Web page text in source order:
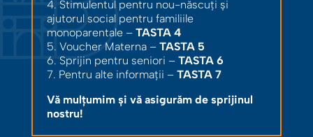
4. Stimulentul pentru nou-născuți și
ajutorul social pentru familiile
monoparentale – TASTA 4
5. Voucher Materna – TASTA 5
6. Sprijin pentru seniori – TASTA 6
7. Pentru alte informații – TASTA 7
Vă mulțumim și vă asigurăm de sprijinul
nostru!